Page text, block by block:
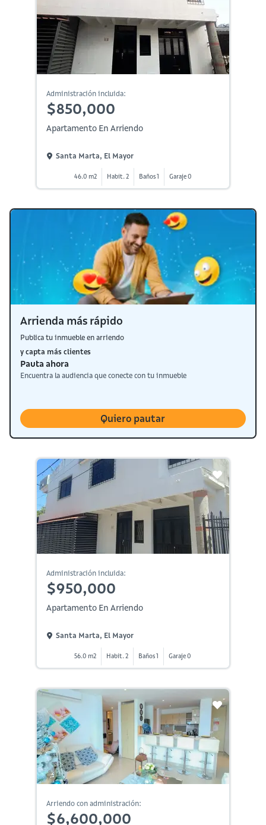
Administración incluida:
$850,000
Apartamento En Arriendo
Santa Marta, El Mayor
46.0 m2 Habit. 2 Baños 1 Garaje 0
Arrienda más rápido
Publica tu inmueble en arriendo
y capta más clientes
Pauta ahora
Encuentra la audiencia que conecte con tu inmueble
Quiero pautar
Administración incluida:
$950,000
Apartamento En Arriendo
Santa Marta, El Mayor
56.0 m2 Habit. 2 Baños 1 Garaje 0
Arriendo con administración:
$6,600,000